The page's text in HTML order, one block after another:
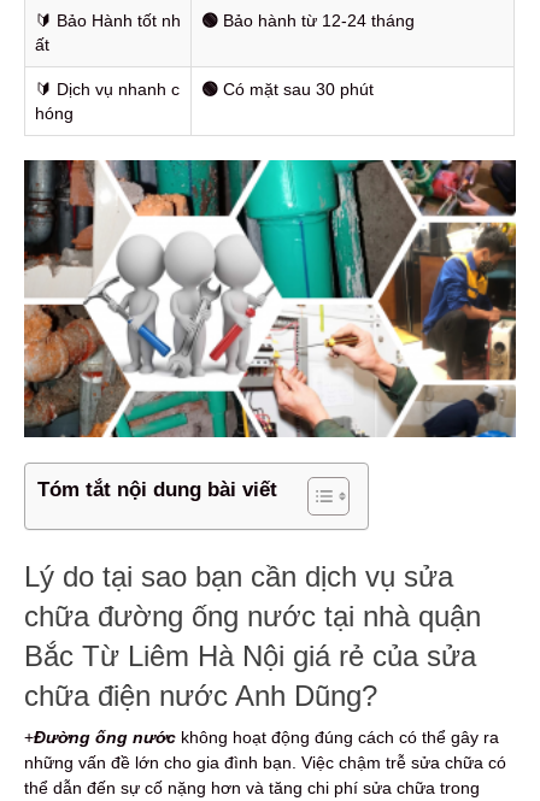
🔰️ Bảo Hành tốt nh
ất
🟢 Bảo hành từ 12-24 tháng
🔰️ Dịch vụ nhanh c
hóng
🟢 Có mặt sau 30 phút
Tóm tắt nội dung bài viết
Lý do tại sao bạn cần dịch vụ sửa
chữa đường ống nước tại nhà quận
Bắc Từ Liêm Hà Nội giá rẻ của sửa
chữa điện nước Anh Dũng?
+Đường ống nước không hoạt động đúng cách có thể gây ra
những vấn đề lớn cho gia đình bạn. Việc chậm trễ sửa chữa có
thể dẫn đến sự cố nặng hơn và tăng chi phí sửa chữa trong